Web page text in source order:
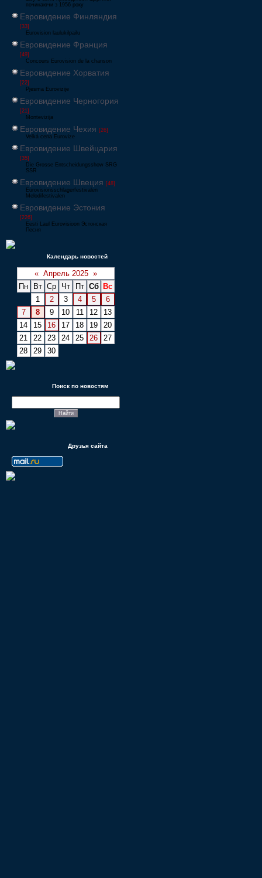
починаючи з 1956 року
Евровидение Финляндия
[33]
Eurovision laulukilpailu
Евровидение Франция
[49]
Concours Eurovision de la chanson
Евровидение Хорватия
[22]
Pjesma Eurovizije
Евровидение Черногория
[21]
Montevizija
Евровидение Чехия [26]
Velká cena Eurovize
Евровидение Швейцария
[35]
Die Grosse Entscheidungsshow SRG
SSR
Евровидение Швеция [48]
Eurovisionsschlagerfestivalen
Melodifestivalen
Евровидение Эстония
[226]
Eesti Laul Eurovisioon Эстонская
Песня
Календарь новостей
« Апрель 2025 »
Пн
Вт Ср Чт Пт Сб
Вс
1
2 3 4 5
6
7
8 9 10 11 12
13
14
15 16 17 18 19
20
21
22 23 24 25 26
27
28
29 30
Поиск по новостям
Друзья сайта